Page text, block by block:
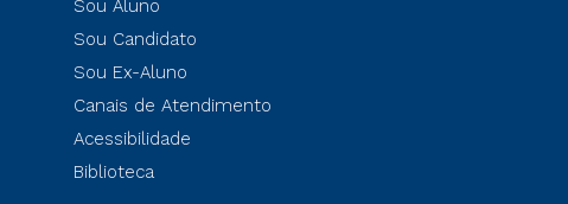
Sou Aluno
Sou Candidato
Sou Ex-Aluno
Canais de Atendimento
Acessibilidade
Biblioteca